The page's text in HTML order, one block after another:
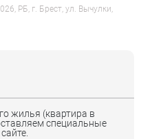
РБ, г. Брест, ул. Вычулки,
жилья (квартира в
специальные